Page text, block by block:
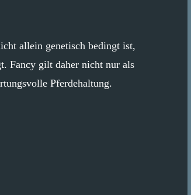
allein genetisch bedingt ist,
Fancy gilt daher nicht nur als
Pferdehaltung.